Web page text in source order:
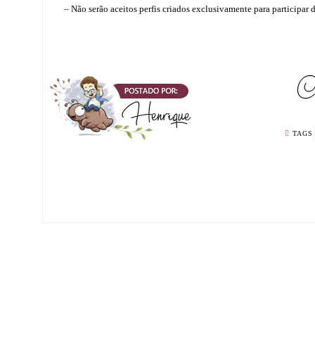
– Não serão aceitos perfis criados exclusivamente para participar
TAGS